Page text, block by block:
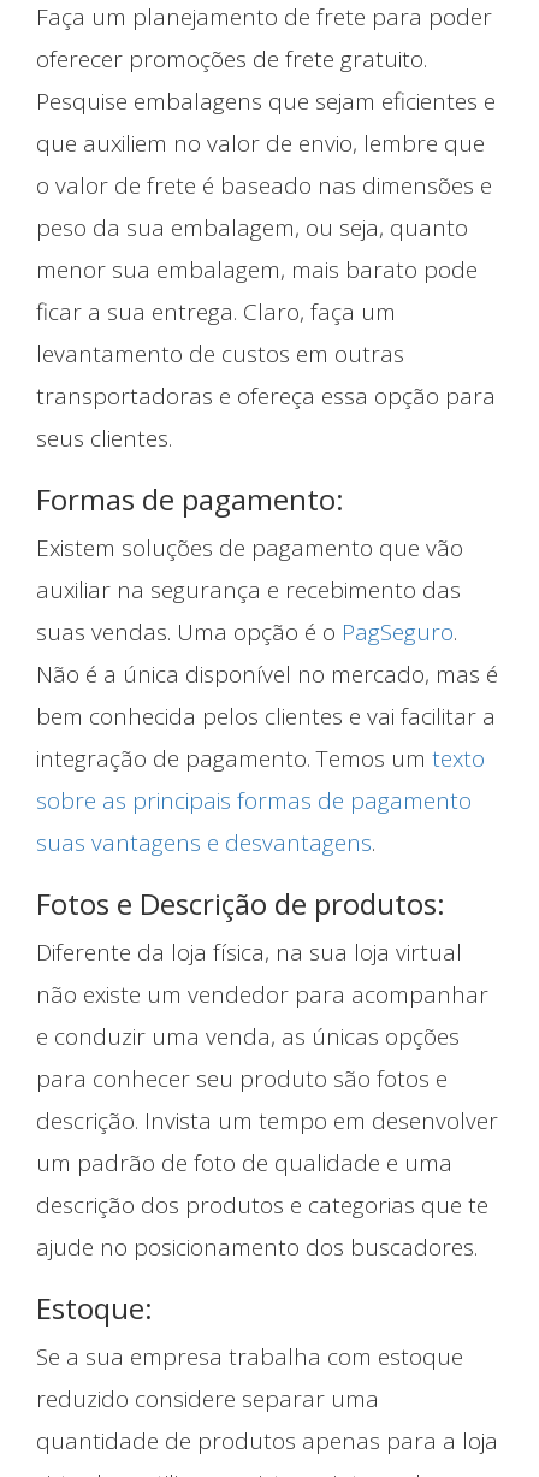
Faça um planejamento de frete para poder
oferecer promoções de frete gratuito.
Pesquise embalagens que sejam eficientes e
que auxiliem no valor de envio, lembre que
o valor de frete é baseado nas dimensões e
peso da sua embalagem, ou seja, quanto
menor sua embalagem, mais barato pode
ficar a sua entrega. Claro, faça um
levantamento de custos em outras
transportadoras e ofereça essa opção para
seus clientes.
Formas de pagamento:
Existem soluções de pagamento que vão
auxiliar na segurança e recebimento das
suas vendas. Uma opção é o PagSeguro.
Não é a única disponível no mercado, mas é
bem conhecida pelos clientes e vai facilitar a
integração de pagamento. Temos um texto
sobre as principais formas de pagamento
suas vantagens e desvantagens.
Fotos e Descrição de produtos:
Diferente da loja física, na sua loja virtual
não existe um vendedor para acompanhar
e conduzir uma venda, as únicas opções
para conhecer seu produto são fotos e
descrição. Invista um tempo em desenvolver
um padrão de foto de qualidade e uma
descrição dos produtos e categorias que te
ajude no posicionamento dos buscadores.
Estoque:
Se a sua empresa trabalha com estoque
reduzido considere separar uma
quantidade de produtos apenas para a loja